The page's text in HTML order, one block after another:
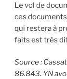
Le vol de
ces
qui restera à
faits est très
Source :
86.843. YN